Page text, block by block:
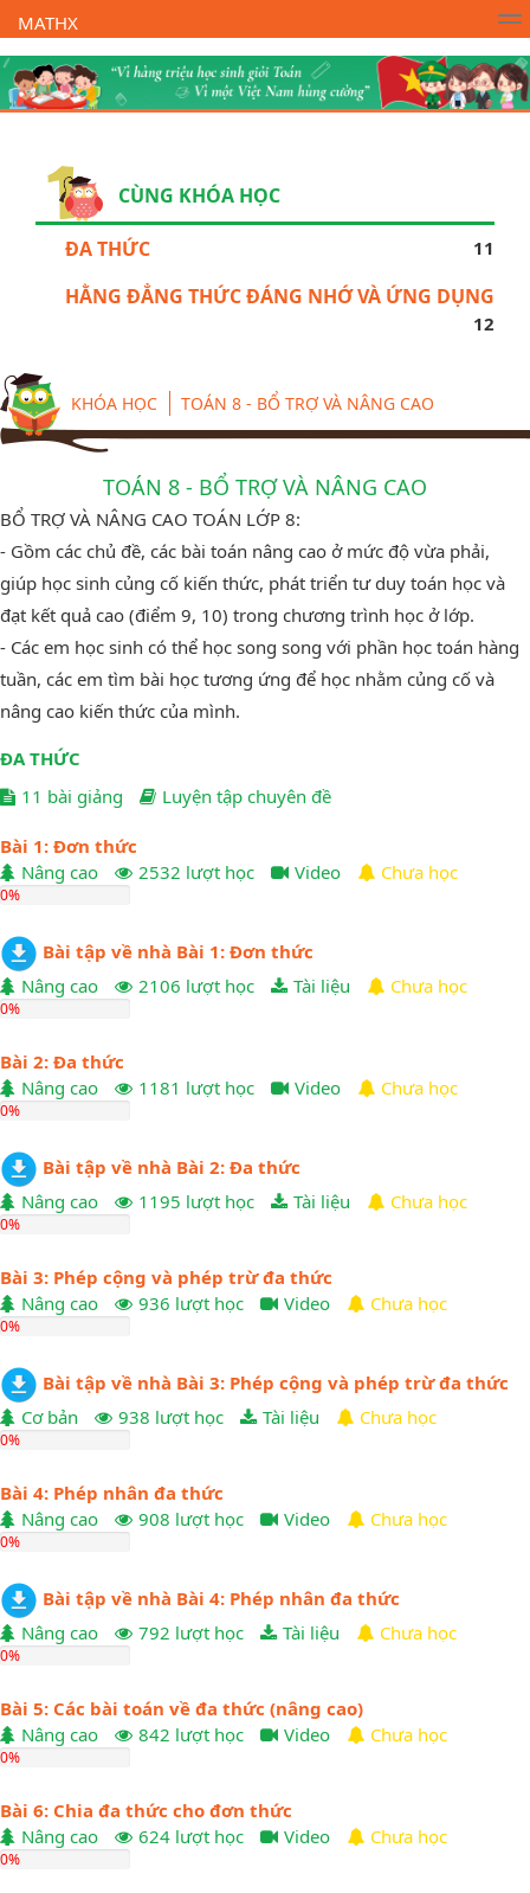
MATHX
Trường Toán Online MATHX Học toán - Lớp 1
CÙNG KHÓA HỌC
ĐA THỨC 11
HẰNG ĐẲNG THỨC ĐÁNG NHỚ VÀ ỨNG DỤNG
12
KHÓA HỌC TOÁN 8 - BỔ TRỢ VÀ NÂNG CAO
TOÁN 8 - BỔ TRỢ VÀ NÂNG CAO
BỔ TRỢ VÀ NÂNG CAO TOÁN LỚP 8:
- Gồm các chủ đề, các bài toán nâng cao ở mức độ vừa phải,
giúp học sinh củng cố kiến thức, phát triển tư duy toán học và
đạt kết quả cao (điểm 9, 10) trong chương trình học ở lớp.
- Các em học sinh có thể học song song với phần học toán hàng
tuần, các em tìm bài học tương ứng để học nhằm củng cố và
nâng cao kiến thức của mình.
ĐA THỨC
11 bài giảng
Luyện tập chuyên đề
Bài 1: Đơn thức
Nâng cao
2532 lượt học Video Chưa học
0%
Bài tập về nhà Bài 1: Đơn thức
Nâng cao
2106 lượt học Tài liệu Chưa học
0%
Bài 2: Đa thức
Nâng cao
1181 lượt học Video Chưa học
0%
Bài tập về nhà Bài 2: Đa thức
Nâng cao
1195 lượt học Tài liệu Chưa học
0%
Bài 3: Phép cộng và phép trừ đa thức
Nâng cao
936 lượt học Video Chưa học
0%
Bài tập về nhà Bài 3: Phép cộng và phép trừ đa thức
Cơ bản
938 lượt học Tài liệu Chưa học
0%
Bài 4: Phép nhân đa thức
Nâng cao
908 lượt học Video Chưa học
0%
Bài tập về nhà Bài 4: Phép nhân đa thức
Nâng cao
792 lượt học Tài liệu Chưa học
0%
Bài 5: Các bài toán về đa thức (nâng cao)
Nâng cao
842 lượt học Video Chưa học
0%
Bài 6: Chia đa thức cho đơn thức
Nâng cao
624 lượt học Video Chưa học
0%